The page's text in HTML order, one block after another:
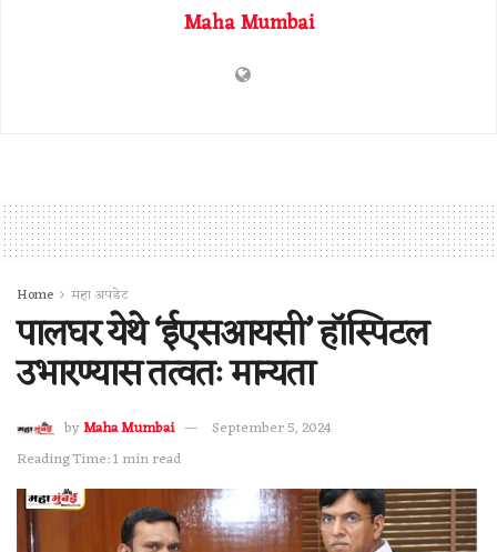
Maha Mumbai
Home महा अपडेट
पालघर येथे ‘ईएसआयसी’ हॉस्पिटल
उभारण्यास तत्वतः मान्यता
byMaha Mumbai
September 5, 2024
Reading Time: 1 min read